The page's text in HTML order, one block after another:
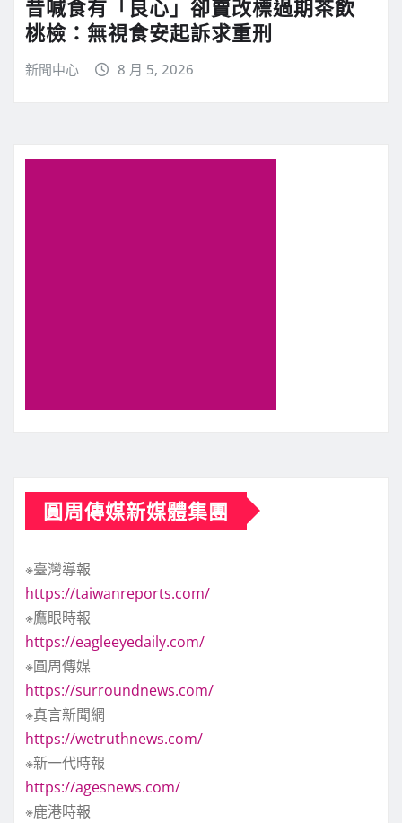
昔喊食有「良心」卻賣改標過期茶飲
桃檢：無視食安起訴求重刑
新聞中心 8 月 5, 2026
圓周傳媒新媒體集團
※臺灣導報
https://taiwanreports.com/
※鷹眼時報
https://eagleeyedaily.com/
※圓周傳媒
https://surroundnews.com/
※真言新聞網
https://wetruthnews.com/
※新一代時報
https://agesnews.com/
※鹿港時報